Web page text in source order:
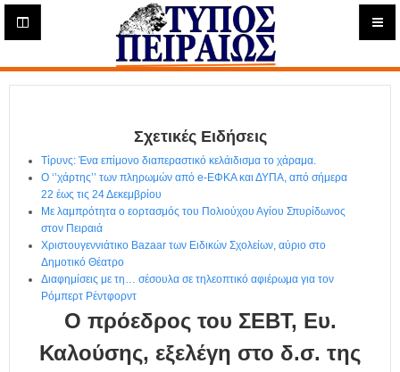
Η
ε
ρ
Σχετικές Ειδήσεις
Τίρυνς: Ένα επίμονο διαπεραστικό κελάιδισμα το χάραμα.
Ο ‘’χάρτης’’ των πληρωμών από e-ΕΦΚΑ και ΔΥΠΑ, από σήμερα
22 έως τις 24 Δεκεμβρίου
Με λαμπρότητα ο εορτασμός του Πολιούχου Αγίου Σπυρίδωνος
στον Πειραιά
Χριστουγεννιάτικο Bazaar των Ειδικών Σχολείων, αύριο στο
Δημοτικό Θέατρο
Διαφημίσεις με τη… σέσουλα σε τηλεοπτικό αφιέρωμα για τον
Ρόμπερτ Ρέντφορντ
Ο πρόεδρος του ΣΕΒΤ, Ευ.
Καλούσης, εξελέγη στο δ.σ. της